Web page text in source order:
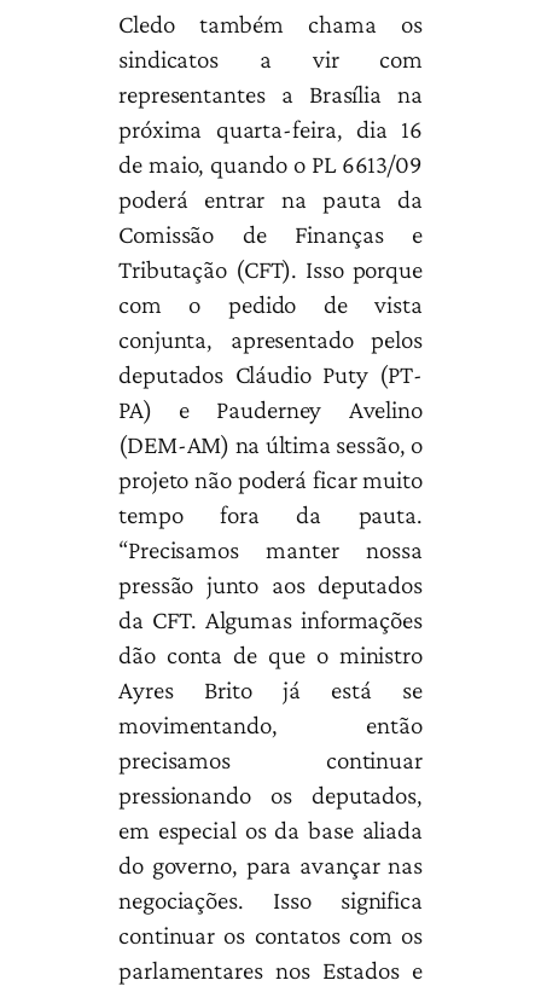
Cledo também chama os
sindicatos a vir com
representantes a Brasília na
próxima quarta-feira, dia 16
de maio, quando o PL 6613/09
poderá entrar na pauta da
Comissão de Finanças e
Tributação (CFT). Isso porque
com o pedido de vista
conjunta, apresentado pelos
deputados Cláudio Puty (PT-
PA) e Pauderney Avelino
(DEM-AM) na última sessão, o
projeto não poderá ficar muito
tempo fora da pauta.
“Precisamos manter nossa
pressão junto aos deputados
da CFT. Algumas informações
dão conta de que o ministro
Ayres Brito já está se
movimentando, então
precisamos continuar
pressionando os deputados,
em especial os da base aliada
do governo, para avançar nas
negociações. Isso significa
continuar os contatos com os
parlamentares nos Estados e